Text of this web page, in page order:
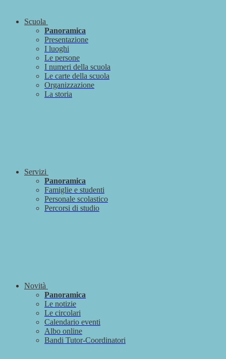
Scuola
Panoramica
Presentazione
I luoghi
Le persone
I numeri della scuola
Le carte della scuola
Organizzazione
La storia
Servizi
Panoramica
Famiglie e studenti
Personale scolastico
Percorsi di studio
Novità
Panoramica
Le notizie
Le circolari
Calendario eventi
Albo online
Bandi Tutor-Coordinatori